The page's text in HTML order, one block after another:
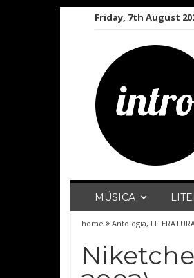
Friday, 7th August
MÚSICA
home Antologia,